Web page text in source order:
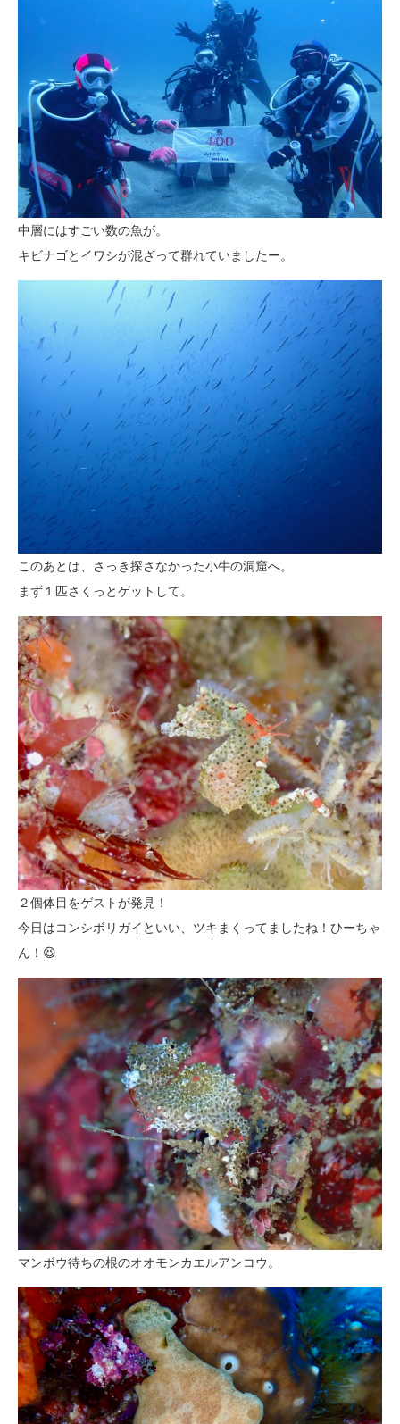
中層にはすごい数の魚が。
キビナゴとイワシが混ざって群れていましたー。
このあとは、さっき探さなかった小牛の洞窟へ。
まず１匹さくっとゲットして。
２個体目をゲストが発見！
今日はコンシボリガイといい、ツキまくってましたね！ひーちゃ
ん！😆
マンボウ待ちの根のオオモンカエルアンコウ。